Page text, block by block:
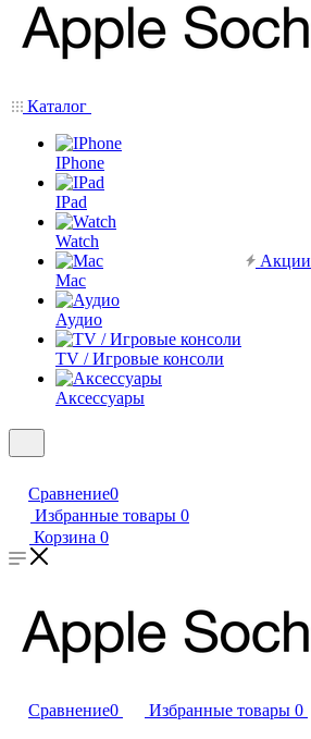
Каталог
IPhone
IPad
Watch
Mac
Аудио
TV / Игровые консоли
Аксессуары
Акции
Сравнение0
Избранные товары 0
Корзина 0
Сравнение0 Избранные товары 0